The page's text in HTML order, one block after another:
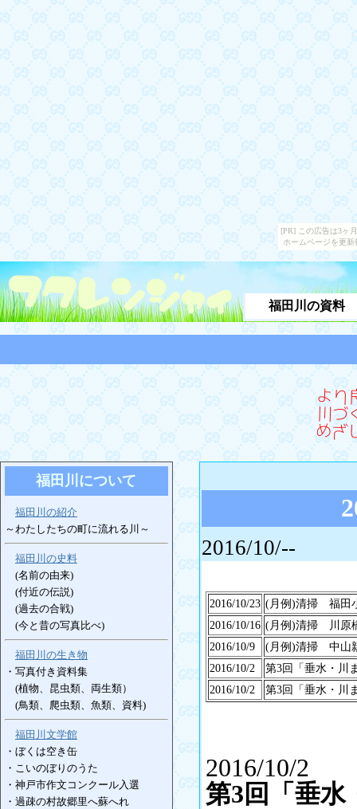
[PR] この広告は3ヶ
ホームページを更
福田川の資料
福田川について
福田川の紹介
～わたしたちの町に流れる川～
福田川の史料
(名前の由来)
(付近の伝説)
(過去の合戦)
(今と昔の写真比べ)
福田川の生き物
・写真付き資料集
(植物、昆虫類、両生類）
(鳥類、爬虫類、魚類、資料)
福田川文学館
・ぼくは空き缶
・こいのぼりのうた
・神戸市作文コンクール入選
・過疎の村故郷里へ蘇へれ
2016/10/--
2016/10/23 (月例)清掃 福田
2016/10/16 (月例)清掃 川原
2016/10/9
(月例)清掃 中山
2016/10/2
第3回「垂水・川
2016/10/2
第3回「垂水・川
2016/10/2
第3回「垂水